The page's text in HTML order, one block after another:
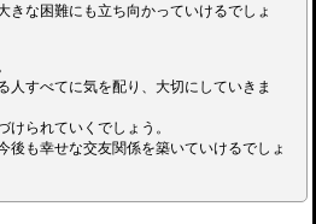
きな困難にも立ち向かっていけるでしょ
人すべてに気を配り、大切にしていきま
けられていくでしょう。
後も幸せな交友関係を築いていけるでしょ